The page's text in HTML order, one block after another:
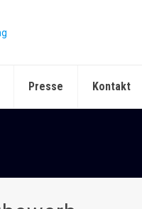
Presse Kontakt